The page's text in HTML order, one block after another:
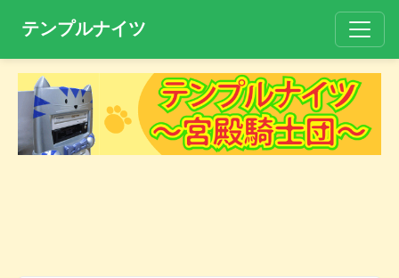
テンプルナイツ